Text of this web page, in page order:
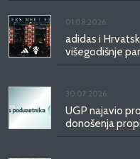
01.08.2026.
adidas i
višegodišnje
30.07.2026.
UGP najavio
donošenja